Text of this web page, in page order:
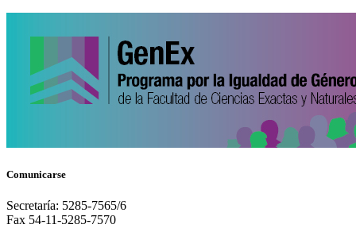
Comunicarse
Secretaría: 5285-7565/6
Fax 54-11-5285-7570